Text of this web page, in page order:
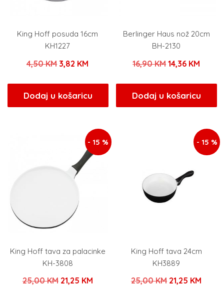
King Hoff posuda 16cm
KH1227
4,50KM Izvorna
bila
je:
3,82 KM
je:
3,82 KM.
Dodaj u košaricu
Berlinger Haus nož 20cm
BH-2130
16,90KMIzvorna
bila
je:
14,36 KM
je:
14,36
Dodaj u košaricu
- 15 %
King Hoff tava za palacinke
KH-3808
25,00KM Izvorna
21,25 KMTrenutna
- 15 %
King Hoff tava 24cm
KH3889
25,00KM Izvorna
21,25 KM